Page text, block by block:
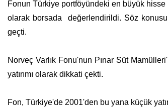
Fonun Türkiye portföyündeki en büyük
olarak borsada değerlendirildi. Söz
geçti.
Norveç Varlık Fonu'nun Pınar Süt
yatırımı olarak dikkati çekti.
Fon, Türkiye'de 2001'den bu yana küçük